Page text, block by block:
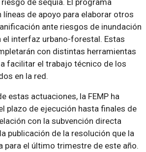
de sequía. El programa
de apoyo para elaborar otros
ante riesgos de inundación
el interfaz urbano-forestal. Estas
con distintas herramientas
facilitar el trabajo técnico de los
en la red.
estas actuaciones, la FEMP ha
plazo de ejecución hasta finales de
con la subvención directa
publicación de la resolución que la
para el último trimestre de este año.